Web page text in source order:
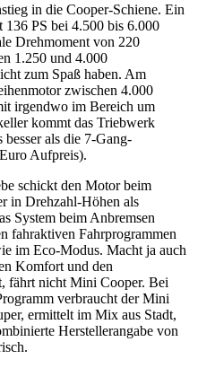
in die Cooper-Schiene. Ein
PS bei 4.500 bis 6.000
Drehmoment von 220
1.250 und 4.000
zum Spaß haben. Am
zwischen 4.000
irgendwo im Bereich um
kommt das Triebwerk
als die 7-Gang-
Aufpreis).
schickt den Motor beim
in Drehzahl-Höhen als
System beim Anbremsen
fahraktiven Fahrprogrammen
im Eco-Modus. Macht ja auch
Komfort und den
fährt nicht Mini Cooper. Bei
verbraucht der Mini
ermittelt im Mix aus Stadt,
Herstellerangabe von